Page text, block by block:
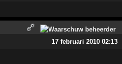
17 februari 2010 02:13